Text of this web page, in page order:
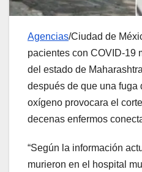
Agencias/Ciudad de
pacientes con COVID-19
del estado de
después de que una fuga
oxígeno provocara el
decenas enfermos
“Según la información
murieron en el hospital